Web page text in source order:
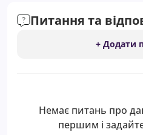
Питання та
+ Додати
Немає питань про
першим і